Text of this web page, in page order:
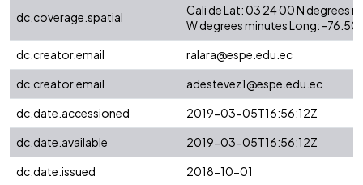
dc.coverage.spatial
Cali de Lat: 03 24 00 N degrees
W degrees minutes Long: -
dc.creator.email
ralara@espe.edu.ec
dc.creator.email
adestevez1@espe.edu.ec
dc.date.accessioned
2019-03-05T16:56:12Z
dc.date.available
2019-03-05T16:56:12Z
dc.date.issued
2018-10-01